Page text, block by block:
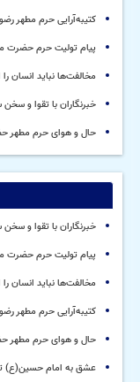
کتیبه‌آرایی حرم مطهر
پیام تولیت حرم حضرت
مخالفت‌ها نباید انسان
خبرنگاران با تقوا و
حال و هوای حرم مطهر
خبرنگاران با تقوا و
پیام تولیت حرم حضرت
مخالفت‌ها نباید انسان
کتیبه‌آرایی حرم مطهر
حال و هوای حرم مطهر
عشق به امام حسین(ع)